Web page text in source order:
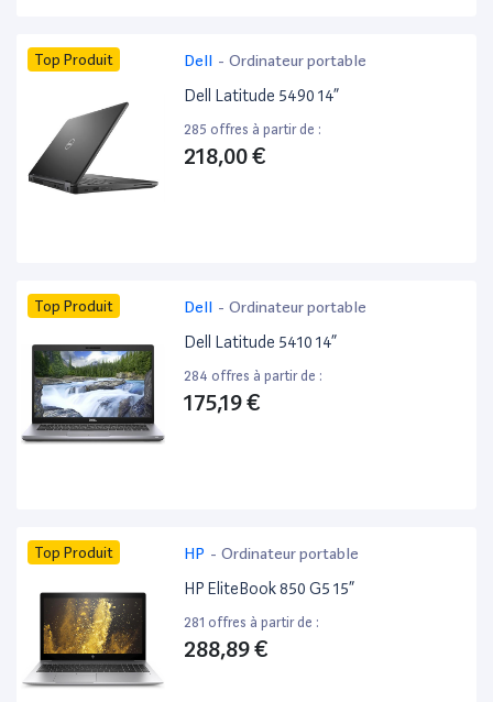
Top Produit Dell - Ordinateur portable
Dell Latitude 5490 14”
285 offres à partir de :
218,00 €
Top Produit Dell - Ordinateur portable
Dell Latitude 5410 14”
284 offres à partir de :
175,19 €
Top Produit HP - Ordinateur portable
HP EliteBook 850 G5 15”
281 offres à partir de :
288,89 €